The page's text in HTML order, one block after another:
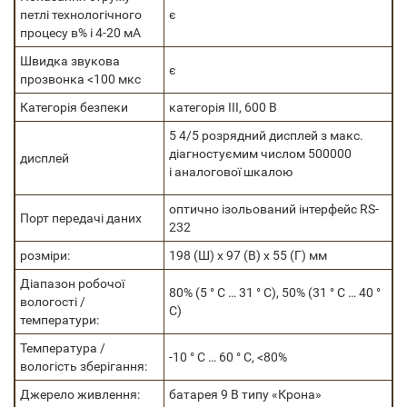
петлі технологічного
процесу в% і 4-20 мА
є
Швидка звукова
прозвонка <100 мкс
є
Категорія безпеки категорія III, 600 В
дисплей
5 4/5 розрядний дисплей з макс.
діагностуємим числом 500000
і аналогової шкалою
Порт передачі даних
оптично ізольований інтерфейс RS-
232
розміри:
198 (Ш) х 97 (В) х 55 (Г) мм
Діапазон робочої
вологості /
температури:
80% (5 ° С … 31 ° С), 50% (31 ° С … 40 °
С)
Температура /
вологість зберігання:
-10 ° С … 60 ° С, <80%
Джерело живлення: батарея 9 В типу «Крона»